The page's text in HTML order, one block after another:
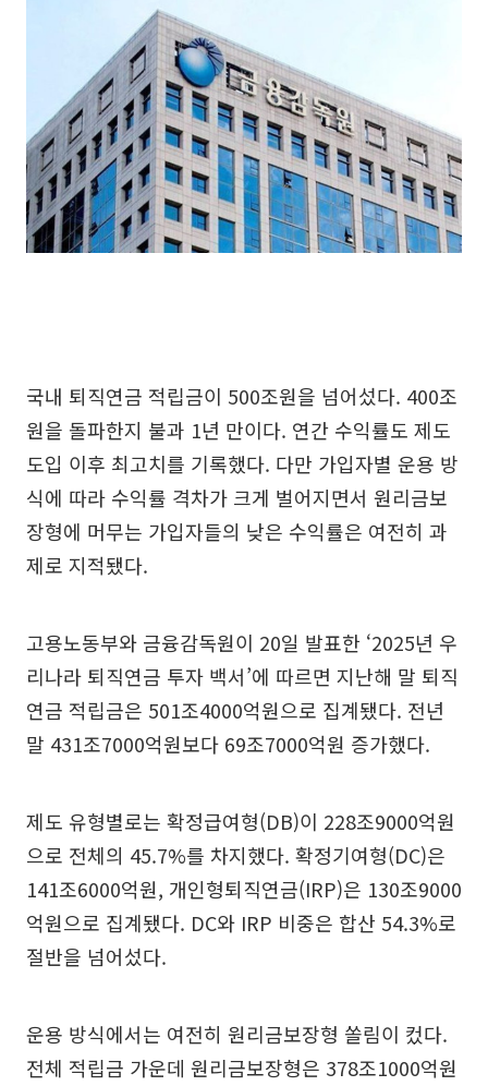
국내 퇴직연금 적립금이 500조원을 넘어섰다. 400조
원을 돌파한지 불과 1년 만이다. 연간 수익률도 제도
도입 이후 최고치를 기록했다. 다만 가입자별 운용 방
식에 따라 수익률 격차가 크게 벌어지면서 원리금보
장형에 머무는 가입자들의 낮은 수익률은 여전히 과
제로 지적됐다.
고용노동부와 금융감독원이 20일 발표한 ‘2025년 우
리나라 퇴직연금 투자 백서’에 따르면 지난해 말 퇴직
연금 적립금은 501조4000억원으로 집계됐다. 전년
말 431조7000억원보다 69조7000억원 증가했다.
제도 유형별로는 확정급여형(DB)이 228조9000억원
으로 전체의 45.7%를 차지했다. 확정기여형(DC)은
141조6000억원, 개인형퇴직연금(IRP)은 130조9000
억원으로 집계됐다. DC와 IRP 비중은 합산 54.3%로
절반을 넘어섰다.
운용 방식에서는 여전히 원리금보장형 쏠림이 컸다.
전체 적립금 가운데 원리금보장형은 378조1000억원